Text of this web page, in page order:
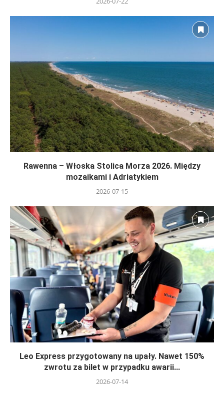
Rawenna – Włoska Stolica Morza 2026. Między
mozaikami i Adriatykiem
2026-07-15
Leo Express przygotowany na upały. Nawet 150%
zwrotu za bilet w przypadku awarii...
2026-07-14